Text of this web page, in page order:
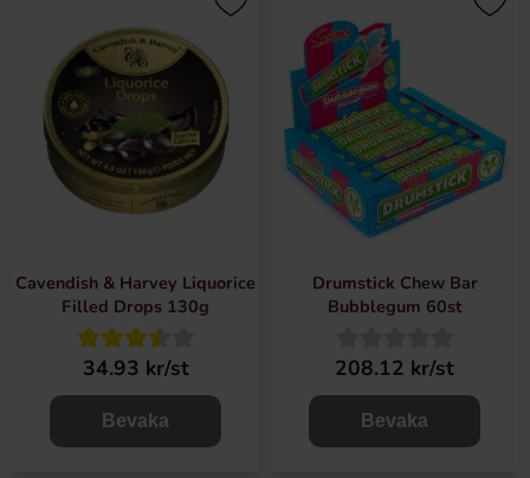
Cavendish & Harvey Liquorice
Filled Drops 130g
34.93 kr/st
Bevaka
Drumstick Chew Bar
Bubblegum 60st
208.12 kr/st
Bevaka